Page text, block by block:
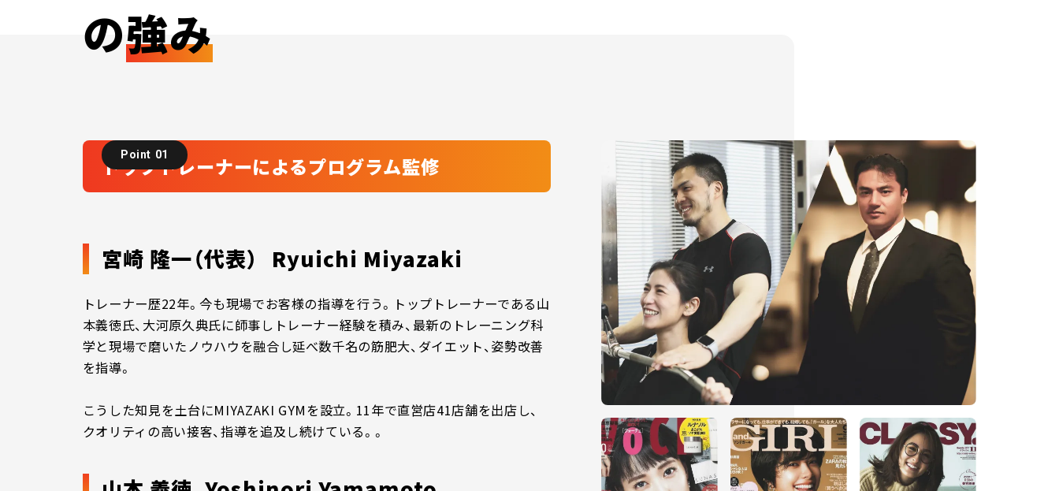
の強み
Point 01
トップトレーナーによるプログラム監修
宮崎 隆一（代表） Ryuichi Miyazaki
トレーナー歴22年。今も現場でお客様の指導を行う。トップトレーナーである山
本義徳氏、大河原久典氏に師事しトレーナー経験を積み、最新のトレーニング科
学と現場で磨いたノウハウを融合し延べ数千名の筋肥大、ダイエット、姿勢改善
を指導。
こうした知見を土台にMIYAZAKI GYMを設立。11年で直営店41店舗を出店し、
クオリティの高い接客、指導を追及し続けている。。